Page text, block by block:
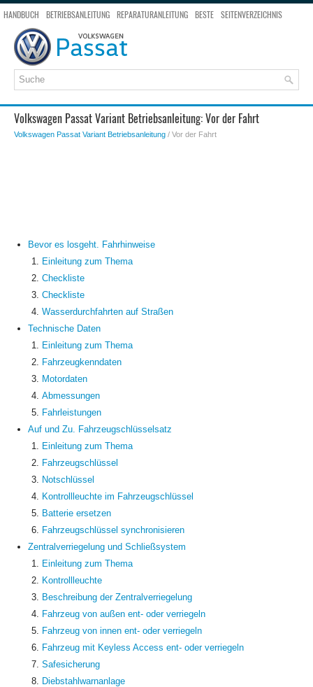
HANDBUCH BETRIEBSANLEITUNG REPARATURANLEITUNG BESTE
SEITENVERZEICHNIS
SEITENSUCHE
Volkswagen Passat Variant Betriebsanleitung: Vor der Fahrt
Volkswagen Passat Variant Betriebsanleitung / Vor der Fahrt
Bevor es losgeht. Fahrhinweise
Einleitung zum Thema
Checkliste
Checkliste
Wasserdurchfahrten auf Straßen
Technische Daten
Einleitung zum Thema
Fahrzeugkenndaten
Motordaten
Abmessungen
Fahrleistungen
Auf und Zu. Fahrzeugschlüsselsatz
Einleitung zum Thema
Fahrzeugschlüssel
Notschlüssel
Kontrollleuchte im Fahrzeugschlüssel
Batterie ersetzen
Fahrzeugschlüssel synchronisieren
Zentralverriegelung und Schließsystem
Einleitung zum Thema
Kontrollleuchte
Beschreibung der Zentralverriegelung
Fahrzeug von außen ent- oder verriegeln
Fahrzeug von innen ent- oder verriegeln
Fahrzeug mit Keyless Access ent- oder verriegeln
Safesicherung
Diebstahlwarnanlage